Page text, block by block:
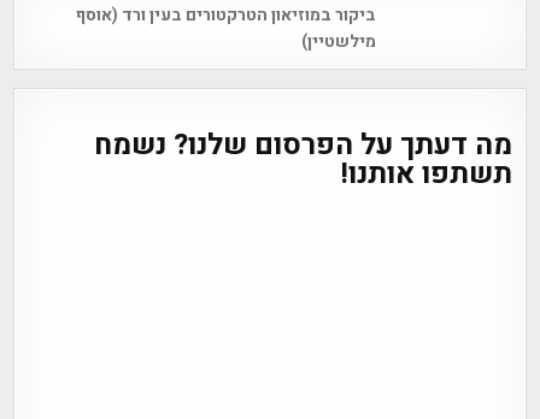
navigationביקור במוזיאון הטרקטורים בעין ורד (אוסף
מילשטיין)
מה דעתך על הפרסום שלנו? נשמח
תשתפו אותנו!